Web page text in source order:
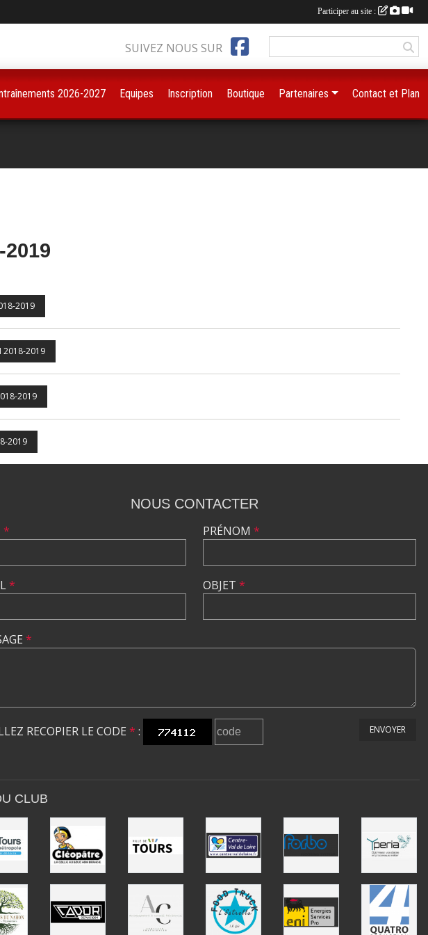
2019
2019
2018-2019
2019
2019
SUIVEZ NOUS SUR
2026-2027 Equipes Inscription Boutique Partenaires Contact et Plan
NOUS CONTACTER
*
*
PRÉNOM *
OBJET *
*
RECOPIER LE CODE * : ENVOYER
CLUB
Participer au site :